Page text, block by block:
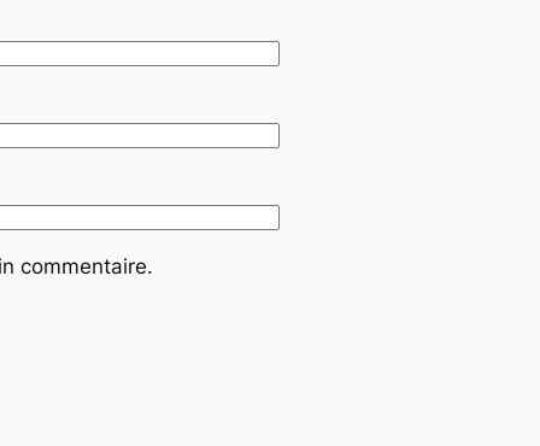
commentaire.